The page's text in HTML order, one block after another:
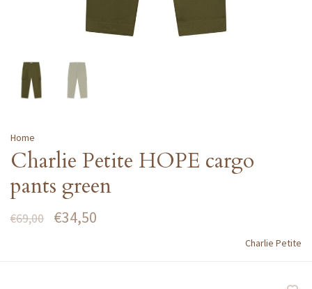
Home
Charlie Petite HOPE cargo
pants green
€69,00 €34,50
Charlie Petite